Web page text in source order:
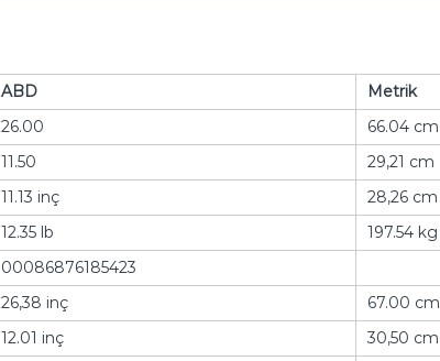
ABD
Metrik
26.00
66.04 cm
11.50
29,21 cm
11.13 inç
28,26 cm
12.35 lb
197.54 kg
00086876185423
26,38 inç
67.00 cm
12.01 inç
30,50 cm